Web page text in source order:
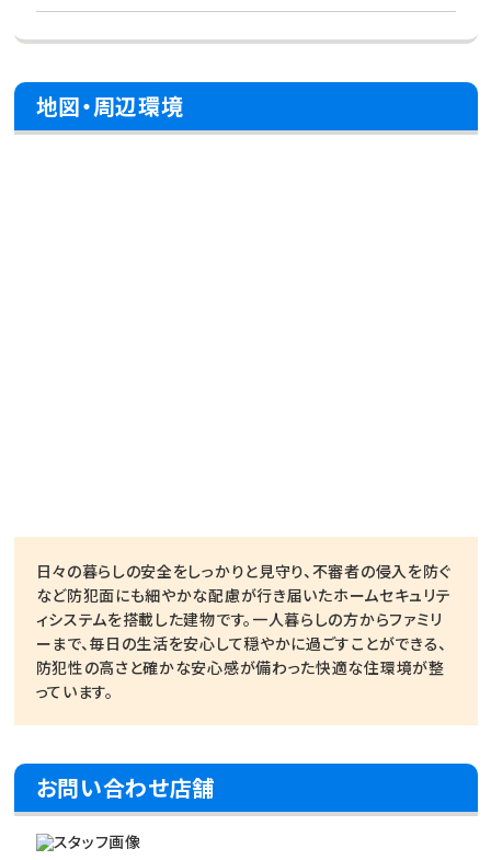
地図・周辺環境
日々の暮らしの安全をしっかりと見守り、不審者の侵入を防ぐ
など防犯面にも細やかな配慮が行き届いたホームセキュリテ
ィシステムを搭載した建物です。一人暮らしの方からファミリ
ーまで、毎日の生活を安心して穏やかに過ごすことができる、
防犯性の高さと確かな安心感が備わった快適な住環境が整
っています。
お問い合わせ店舗